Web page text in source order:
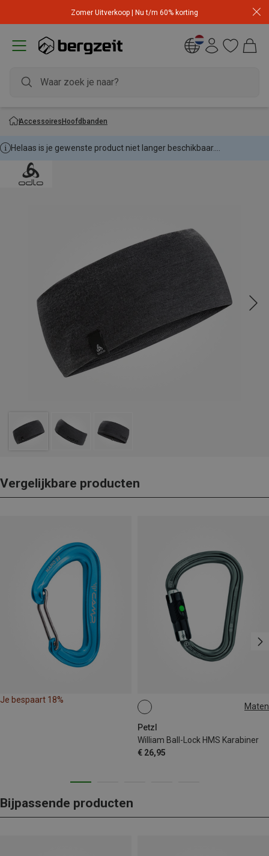
Zomer Uitverkoop | Nu t/m 60% korting
AccessoiresHoofdbanden
Helaas is je gewenste product niet langer beschikbaar....
Vergelijkbare producten
Je bespaart 18%
Maten
Petzl
William Ball-Lock HMS Karabiner
€ 26,95
BALL-LOCK
Bijpassende producten